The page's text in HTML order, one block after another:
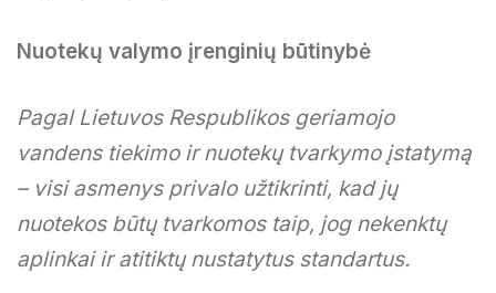
Nuotekų valymo įrenginių būtinybė
Pagal Lietuvos Respublikos geriamojo
vandens tiekimo ir nuotekų tvarkymo įstatymą
– visi asmenys privalo užtikrinti, kad jų
nuotekos būtų tvarkomos taip, jog nekenktų
aplinkai ir atitiktų nustatytus standartus.